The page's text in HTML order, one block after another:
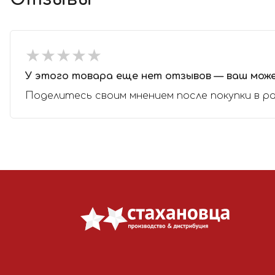
★★★★★
★★★★★
У этого товара еще нет отзывов — ваш
Поделитесь своим мнением после покупки в